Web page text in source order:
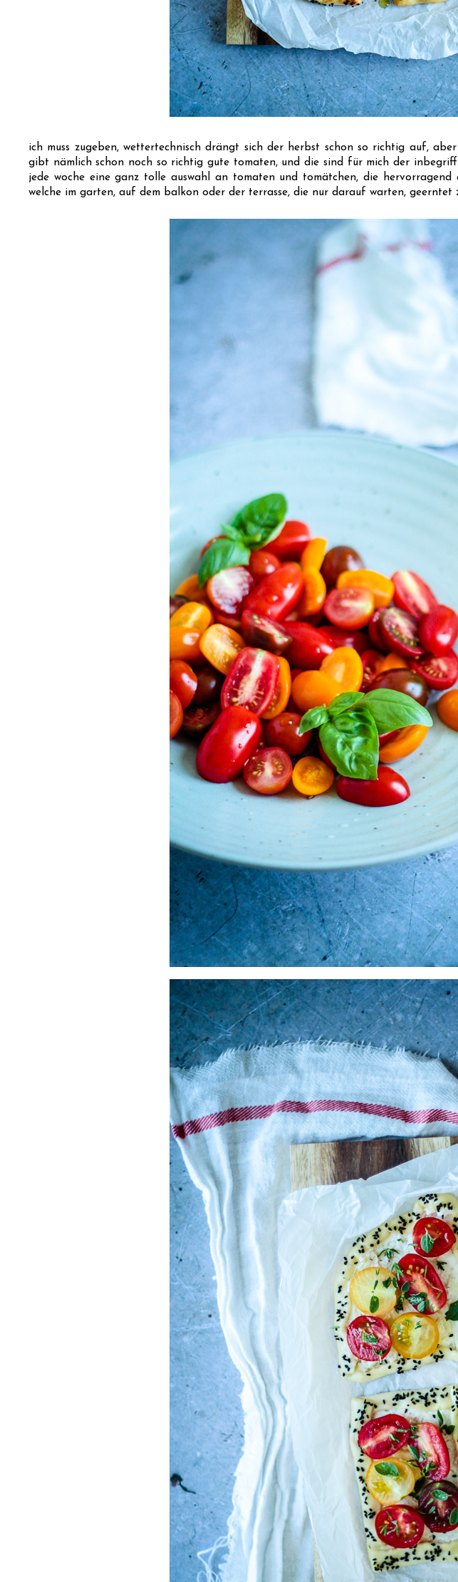
ich muss zugeben, wettertechnisch drängt sich der herbst schon so richtig auf,
gibt nämlich schon noch so richtig gute tomaten, und die sind für mich der
jede woche eine ganz tolle auswahl an tomaten und tomätchen, die
welche im garten, auf dem balkon oder der terrasse, die nur darauf warten, geerntet